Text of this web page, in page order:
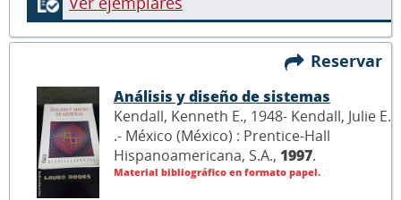
Reservar
Análisis y diseño de sistemas
Kendall, Kenneth E., 1948- Kendall, Julie E.
.- México (México) : Prentice-Hall
Hispanoamericana, S.A., 1997.
Material bibliográfico en formato papel.